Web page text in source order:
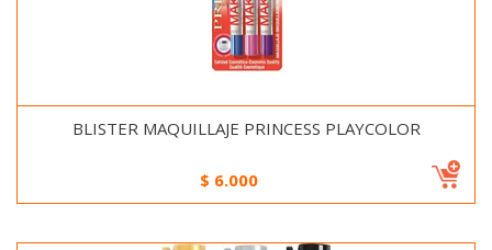
BLISTER MAQUILLAJE PRINCESS PLAYCOLOR
$ 6.000